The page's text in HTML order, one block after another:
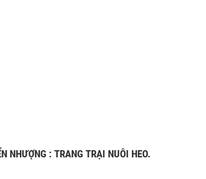
NHƯỢNG : TRANG TRẠI NUÔI HEO.